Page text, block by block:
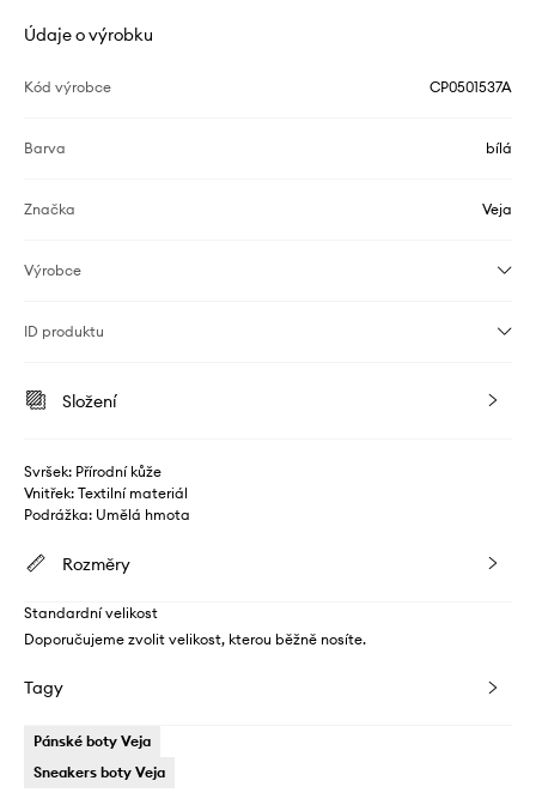
Údaje o výrobku
Kód výrobce CP0501537A
Barva bílá
Značka Veja
Výrobce
ID produktu
Složení
Svršek: Přírodní kůže
Vnitřek: Textilní materiál
Podrážka: Umělá hmota
Rozměry
Standardní velikost
Doporučujeme zvolit velikost, kterou běžně nosíte.
Tagy
Pánské boty Veja
Sneakers boty Veja